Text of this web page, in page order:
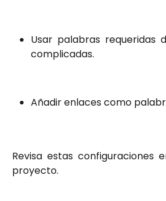
Usar palabras requeridas
complicadas.
Añadir enlaces como
Revisa estas configuraciones
proyecto.